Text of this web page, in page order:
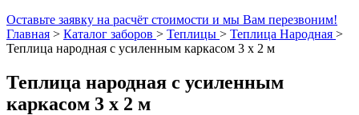
Оставьте заявку на расчёт стоимости и мы Вам перезвоним!
Главная > Каталог заборов > Теплицы > Теплица Народная >
Теплица народная с усиленным каркасом 3 x 2 м
Теплица народная с усиленным
каркасом 3 x 2 м